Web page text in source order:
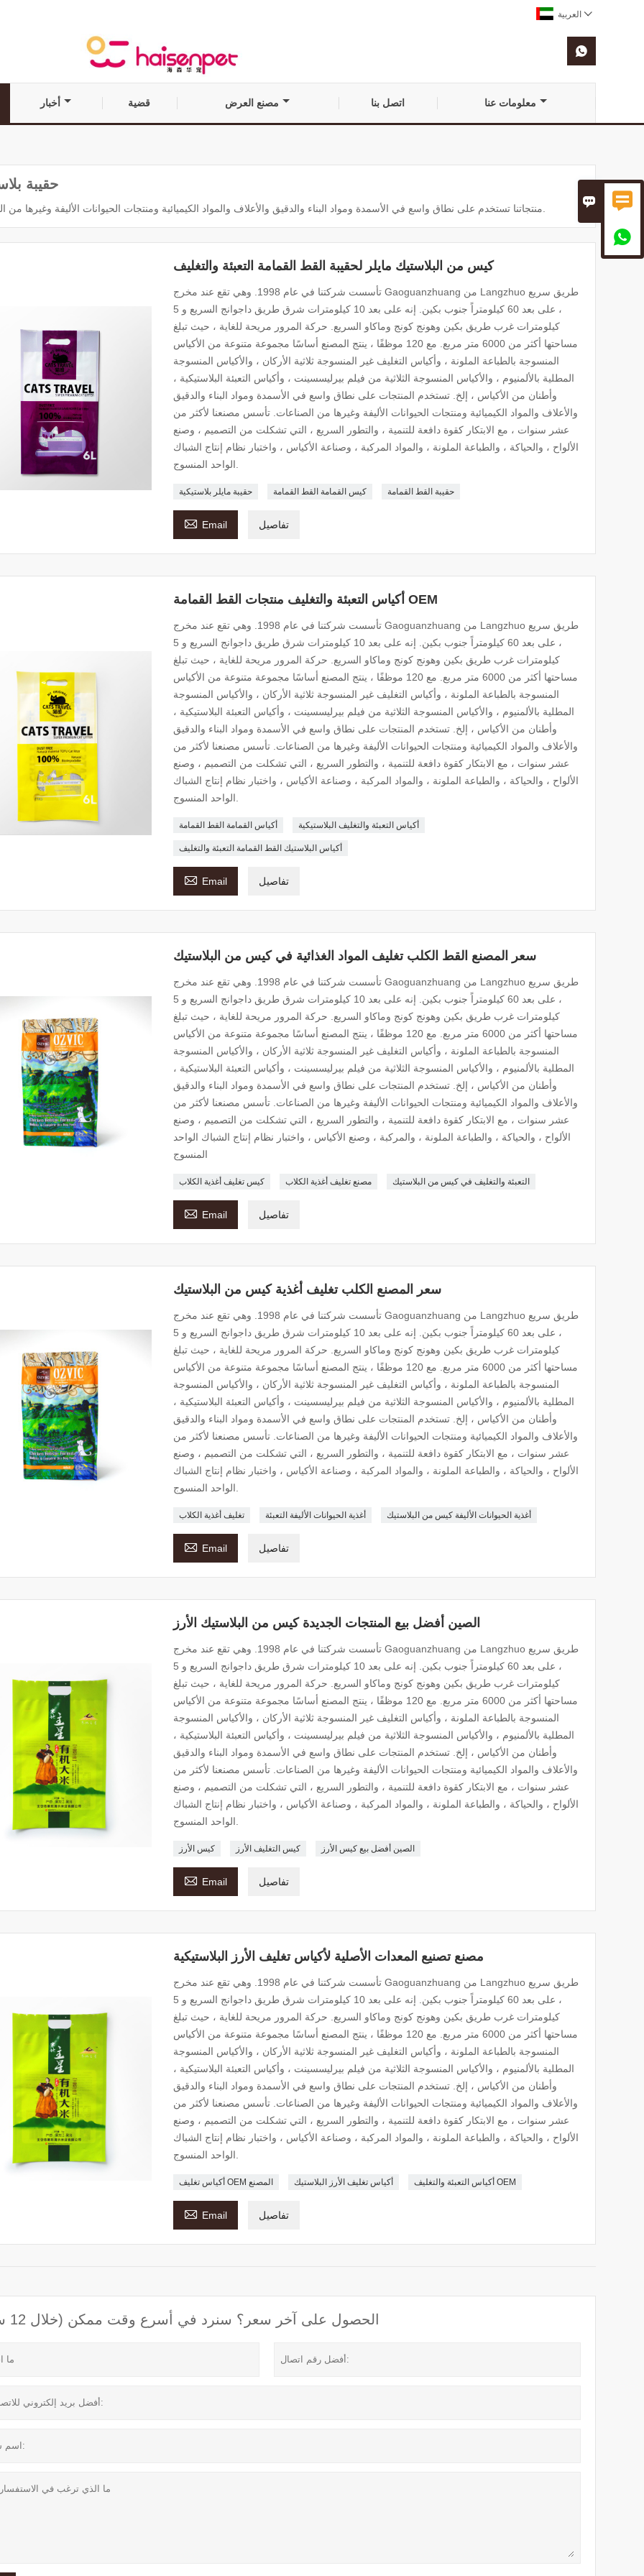
 

العربية 

أخبار قضية مصنع العرض اتصل بنا معلومات عنا
حقيبة
كيس من البلاستيك مايلر لحقيبة القط القمامة التعبئة والتغليف
تأسست شركتنا في عام 1998. وهي تقع عند مخرج Gaoguanzhuang من Langzhuo طريق سريع
، على بعد 60 كيلومتراً جنوب بكين. إنه على بعد 10 كيلومترات شرق طريق داجوانج السريع و 5
كيلومترات غرب طريق بكين وهونج كونج وماكاو السريع. حركة المرور مريحة للغاية ، حيث تبلغ
مساحتها أكثر من 6000 متر مربع. مع 120 موظفًا ، ينتج المصنع أساسًا مجموعة متنوعة من الأكياس
المنسوجة بالطباعة الملونة ، وأكياس التغليف غير المنسوجة ثلاثية الأركان ، والأكياس المنسوجة
المطلية بالألمنيوم ، والأكياس المنسوجة الثلاثية من فيلم بيرليسسينت ، وأكياس التعبئة البلاستيكية ،
وأطنان من الأكياس ، إلخ. تستخدم المنتجات على نطاق واسع في الأسمدة ومواد البناء والدقيق
والأعلاف والمواد الكيميائية ومنتجات الحيوانات الأليفة وغيرها من الصناعات. تأسس مصنعنا لأكثر من
عشر سنوات ، مع الابتكار كقوة دافعة للتنمية ، والتطور السريع ، التي تشكلت من التصميم ، وصنع
الألواح ، والحياكة ، والطباعة الملونة ، والمواد المركبة ، وصناعة الأكياس ، واختبار نظام إنتاج الشباك
حقيبة مايلر بلاستيكية كيس القمامة القط القمامة حقيبة القط القمامة
 Email تفاصيل
أكياس التعبئة والتغليف منتجات القط القمامة OEM
تأسست شركتنا في عام 1998. وهي تقع عند مخرج Gaoguanzhuang من Langzhuo طريق سريع
، على بعد 60 كيلومتراً جنوب بكين. إنه على بعد 10 كيلومترات شرق طريق داجوانج السريع و 5
كيلومترات غرب طريق بكين وهونج كونج وماكاو السريع. حركة المرور مريحة للغاية ، حيث تبلغ
مساحتها أكثر من 6000 متر مربع. مع 120 موظفًا ، ينتج المصنع أساسًا مجموعة متنوعة من الأكياس
المنسوجة بالطباعة الملونة ، وأكياس التغليف غير المنسوجة ثلاثية الأركان ، والأكياس المنسوجة
المطلية بالألمنيوم ، والأكياس المنسوجة الثلاثية من فيلم بيرليسسينت ، وأكياس التعبئة البلاستيكية ،
وأطنان من الأكياس ، إلخ. تستخدم المنتجات على نطاق واسع في الأسمدة ومواد البناء والدقيق
والأعلاف والمواد الكيميائية ومنتجات الحيوانات الأليفة وغيرها من الصناعات. تأسس مصنعنا لأكثر من
عشر سنوات ، مع الابتكار كقوة دافعة للتنمية ، والتطور السريع ، التي تشكلت من التصميم ، وصنع
الألواح ، والحياكة ، والطباعة الملونة ، والمواد المركبة ، وصناعة الأكياس ، واختبار نظام إنتاج الشباك
أكياس القمامة القط القمامة أكياس التعبئة والتغليف البلاستيكية
أكياس البلاستيك القط القمامة التعبئة والتغليف
 Email تفاصيل
سعر المصنع القط الكلب تغليف المواد الغذائية في كيس من البلاستيك
تأسست شركتنا في عام 1998. وهي تقع عند مخرج Gaoguanzhuang من Langzhuo طريق سريع
، على بعد 60 كيلومتراً جنوب بكين. إنه على بعد 10 كيلومترات شرق طريق داجوانج السريع و 5
كيلومترات غرب طريق بكين وهونج كونج وماكاو السريع. حركة المرور مريحة للغاية ، حيث تبلغ
مساحتها أكثر من 6000 متر مربع. مع 120 موظفًا ، ينتج المصنع أساسًا مجموعة متنوعة من الأكياس
المنسوجة بالطباعة الملونة ، وأكياس التغليف غير المنسوجة ثلاثية الأركان ، والأكياس المنسوجة
المطلية بالألمنيوم ، والأكياس المنسوجة الثلاثية من فيلم بيرليسسينت ، وأكياس التعبئة البلاستيكية ،
وأطنان من الأكياس ، إلخ. تستخدم المنتجات على نطاق واسع في الأسمدة ومواد البناء والدقيق
والأعلاف والمواد الكيميائية ومنتجات الحيوانات الأليفة وغيرها من الصناعات. تأسس مصنعنا لأكثر من
عشر سنوات ، مع الابتكار كقوة دافعة للتنمية ، والتطور السريع ، التي تشكلت من التصميم ، وصنع
الألواح ، والحياكة ، والطباعة الملونة ، والمركبة ، وصنع الأكياس ، واختبار نظام إنتاج الشباك الواحد
المنسوج
كيس تغليف أغذية الكلاب مصنع تغليف أغذية الكلاب التعبئة والتغليف في كيس من البلاستيك
 Email تفاصيل
سعر المصنع الكلب تغليف أغذية كيس من البلاستيك
تأسست شركتنا في عام 1998. وهي تقع عند مخرج Gaoguanzhuang من Langzhuo طريق سريع
، على بعد 60 كيلومتراً جنوب بكين. إنه على بعد 10 كيلومترات شرق طريق داجوانج السريع و 5
كيلومترات غرب طريق بكين وهونج كونج وماكاو السريع. حركة المرور مريحة للغاية ، حيث تبلغ
مساحتها أكثر من 6000 متر مربع. مع 120 موظفًا ، ينتج المصنع أساسًا مجموعة متنوعة من الأكياس
المنسوجة بالطباعة الملونة ، وأكياس التغليف غير المنسوجة ثلاثية الأركان ، والأكياس المنسوجة
المطلية بالألمنيوم ، والأكياس المنسوجة الثلاثية من فيلم بيرليسسينت ، وأكياس التعبئة البلاستيكية ،
وأطنان من الأكياس ، إلخ. تستخدم المنتجات على نطاق واسع في الأسمدة ومواد البناء والدقيق
والأعلاف والمواد الكيميائية ومنتجات الحيوانات الأليفة وغيرها من الصناعات. تأسس مصنعنا لأكثر من
عشر سنوات ، مع الابتكار كقوة دافعة للتنمية ، والتطور السريع ، التي تشكلت من التصميم ، وصنع
الألواح ، والحياكة ، والطباعة الملونة ، والمواد المركبة ، وصناعة الأكياس ، واختبار نظام إنتاج الشباك
تغليف أغذية الكلاب أغذية الحيوانات الأليفة التعبئة أغذية الحيوانات الأليفة كيس من البلاستيك
 Email تفاصيل
الصين أفضل بيع المنتجات الجديدة كيس من البلاستيك الأرز
تأسست شركتنا في عام 1998. وهي تقع عند مخرج Gaoguanzhuang من Langzhuo طريق سريع
، على بعد 60 كيلومتراً جنوب بكين. إنه على بعد 10 كيلومترات شرق طريق داجوانج السريع و 5
كيلومترات غرب طريق بكين وهونج كونج وماكاو السريع. حركة المرور مريحة للغاية ، حيث تبلغ
مساحتها أكثر من 6000 متر مربع. مع 120 موظفًا ، ينتج المصنع أساسًا مجموعة متنوعة من الأكياس
المنسوجة بالطباعة الملونة ، وأكياس التغليف غير المنسوجة ثلاثية الأركان ، والأكياس المنسوجة
المطلية بالألمنيوم ، والأكياس المنسوجة الثلاثية من فيلم بيرليسسينت ، وأكياس التعبئة البلاستيكية ،
وأطنان من الأكياس ، إلخ. تستخدم المنتجات على نطاق واسع في الأسمدة ومواد البناء والدقيق
والأعلاف والمواد الكيميائية ومنتجات الحيوانات الأليفة وغيرها من الصناعات. تأسس مصنعنا لأكثر من
عشر سنوات ، مع الابتكار كقوة دافعة للتنمية ، والتطور السريع ، التي تشكلت من التصميم ، وصنع
الألواح ، والحياكة ، والطباعة الملونة ، والمواد المركبة ، وصناعة الأكياس ، واختبار نظام إنتاج الشباك
كيس الأرز كيس التغليف الأرز الصين أفضل بيع كيس الأرز
 Email تفاصيل
مصنع تصنيع المعدات الأصلية لأكياس تغليف الأرز البلاستيكية
تأسست شركتنا في عام 1998. وهي تقع عند مخرج Gaoguanzhuang من Langzhuo طريق سريع
، على بعد 60 كيلومتراً جنوب بكين. إنه على بعد 10 كيلومترات شرق طريق داجوانج السريع و 5
كيلومترات غرب طريق بكين وهونج كونج وماكاو السريع. حركة المرور مريحة للغاية ، حيث تبلغ
مساحتها أكثر من 6000 متر مربع. مع 120 موظفًا ، ينتج المصنع أساسًا مجموعة متنوعة من الأكياس
المنسوجة بالطباعة الملونة ، وأكياس التغليف غير المنسوجة ثلاثية الأركان ، والأكياس المنسوجة
المطلية بالألمنيوم ، والأكياس المنسوجة الثلاثية من فيلم بيرليسسينت ، وأكياس التعبئة البلاستيكية ،
وأطنان من الأكياس ، إلخ. تستخدم المنتجات على نطاق واسع في الأسمدة ومواد البناء والدقيق
والأعلاف والمواد الكيميائية ومنتجات الحيوانات الأليفة وغيرها من الصناعات. تأسس مصنعنا لأكثر من
عشر سنوات ، مع الابتكار كقوة دافعة للتنمية ، والتطور السريع ، التي تشكلت من التصميم ، وصنع
الألواح ، والحياكة ، والطباعة الملونة ، والمواد المركبة ، وصناعة الأكياس ، واختبار نظام إنتاج الشباك
أكياس تغليف OEM المصنع أكياس تغليف الأرز البلاستيك أكياس التعبئة والتغليف OEM
 Email تفاصيل
الحصول على آخر سعر؟ سنرد في أسرع وقت ممكن (خلال 12 ساعة)